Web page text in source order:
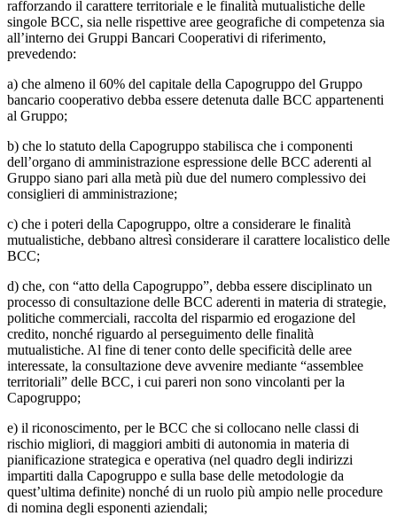
rafforzando il carattere territoriale e le finalità mutualistiche delle
singole BCC, sia nelle rispettive aree geografiche di competenza sia
all’interno dei Gruppi Bancari Cooperativi di riferimento,
prevedendo:
a) che almeno il 60% del capitale della Capogruppo del Gruppo
bancario cooperativo debba essere detenuta dalle BCC appartenenti
al Gruppo;
b) che lo statuto della Capogruppo stabilisca che i componenti
dell’organo di amministrazione espressione delle BCC aderenti al
Gruppo siano pari alla metà più due del numero complessivo dei
consiglieri di amministrazione;
c) che i poteri della Capogruppo, oltre a considerare le finalità
mutualistiche, debbano altresì considerare il carattere localistico delle
BCC;
d) che, con “atto della Capogruppo”, debba essere disciplinato un
processo di consultazione delle BCC aderenti in materia di strategie,
politiche commerciali, raccolta del risparmio ed erogazione del
credito, nonché riguardo al perseguimento delle finalità
mutualistiche. Al fine di tener conto delle specificità delle aree
interessate, la consultazione deve avvenire mediante “assemblee
territoriali” delle BCC, i cui pareri non sono vincolanti per la
Capogruppo;
e) il riconoscimento, per le BCC che si collocano nelle classi di
rischio migliori, di maggiori ambiti di autonomia in materia di
pianificazione strategica e operativa (nel quadro degli indirizzi
impartiti dalla Capogruppo e sulla base delle metodologie da
quest’ultima definite) nonché di un ruolo più ampio nelle procedure
di nomina degli esponenti aziendali;